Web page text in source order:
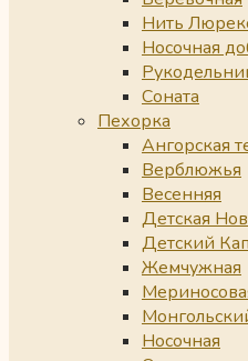
Нить
Носочная
Соната
Пехорка
Ангорская
Верблюжья
Весенняя
Детская
Детский
Жемчужная
Носочная